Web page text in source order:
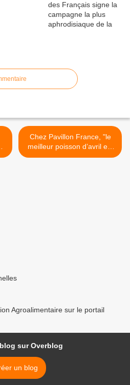
Chez Pavillon France, "le
meilleur poisson d’avril est
dans l’assiette" ! >
Agroalimentaire sur le portail
sur Overblog
un blog